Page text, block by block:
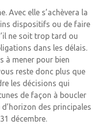
Avec elle s’achèvera la
dispositifs ou de faire
ne soit trop tard ou
dans les délais.
à mener pour bien
reste donc plus que
les décisions qui
de façon à boucler
des principales
décembre.